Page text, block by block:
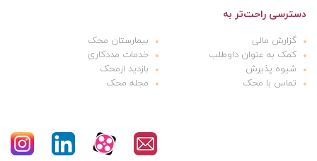
دسترسی راحت‌تر به
گزارش مالی
بیمارستان محک
کمک به عنوان داوطلب
خدمات مددکاری
شیوه پذیرش
بازدید ازمحک
تماس با محک
مجله محک